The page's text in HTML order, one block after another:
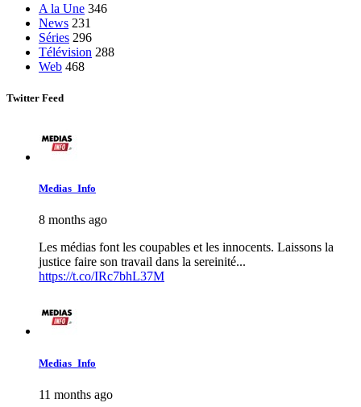
A la Une 346
News 231
Séries 296
Télévision 288
Web 468
Twitter Feed
Medias_Info
8 months ago
Les médias font les coupables et les innocents. Laissons la
justice faire son travail dans la sereinité...
https://t.co/IRc7bhL37M
Medias_Info
11 months ago